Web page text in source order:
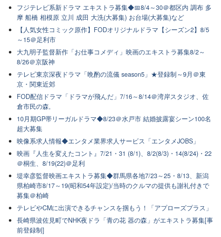
フジテレビ系新ドラマ エキストラ募集◆📅8/4～30＠都区内 調布 多
摩 船橋 相模原 立川 成田 大洗(大募集) お台場(大募集)など
【人気女性コミック原作】FODオリジナルドラマ【シーズン2】8/5
～15＠足利市
大九明子監督新作「お仕事コメディ」映画のエキストラ募集8/2～
8/26＠京阪神
テレビ東京深夜ドラマ「晩酌の流儀 season5」★登録制～9月＠東
京・関東近郊
FOD配信ドラマ「ドラマが飛んだ」7/16～8/14＠湾岸スタジオ、佐
倉市民の森,
10月期GP帯リーガルドラマ◆8/23＠水戸市 結婚披露宴シーン100名
超大募集
映像系求人情報◆エンタメ業界求人サービス「エンタメJOBS」
映画『人生を変えたコント』7/21・31 (8/1)、8/2(8/3)・14(8/24)・22
＠桐生、8/19(22)＠足利
堤幸彦監督映画エキストラ募集◆群馬県各地7/23～25・8/13、新潟
県柏崎市8/17～19(昭和54年設定)/当時のクルマの提供も謝礼付きで
募集＠柏崎
テレビやCMに出演できるチャンスを掴もう！「アプローズプラス」
長崎県波佐見町でNHK夜ドラ「青の花 器の森」がエキストラ募集[事
前登録制]